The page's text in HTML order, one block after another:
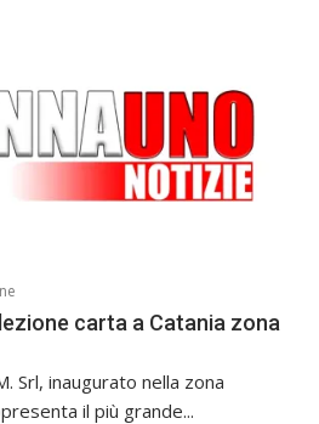
carta a Catania zona
Srl, inaugurato nella zona
il più grande...